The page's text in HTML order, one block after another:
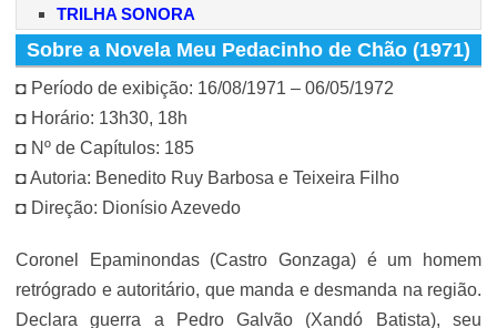
TRILHA SONORA
Sobre a Novela Meu Pedacinho de Chão (1971)
◘ Período de exibição: 16/08/1971 – 06/05/1972
◘ Horário: 13h30, 18h
◘ Nº de Capítulos: 185
◘ Autoria: Benedito Ruy Barbosa e Teixeira Filho
◘ Direção: Dionísio Azevedo
Coronel Epaminondas (Castro Gonzaga) é um homem
retrógrado e autoritário, que manda e desmanda na região.
Declara guerra a Pedro Galvão (Xandó Batista), seu